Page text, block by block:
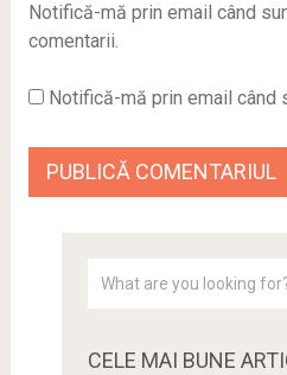
Notifică-mă prin email când
comentarii.
Notifică-mă prin email când
CELE MAI BUNE